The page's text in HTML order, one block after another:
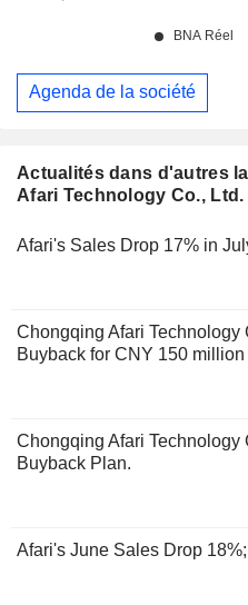
Actualités dans d'autres
Afari Technology Co., Ltd.
Afari's Sales Drop 17% in
Chongqing Afari
Buyback for CNY 150
Chongqing Afari Technology
Buyback Plan.
Afari's June Sales Drop
Agenda de la société